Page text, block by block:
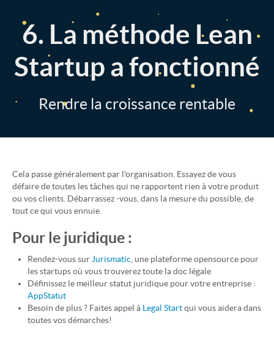
6. La méthode Lean
Startup a fonctionné
Rendre la croissance rentable
Cela passe généralement par l'organisation. Essayez de vous
défaire de toutes les tâches qui ne rapportent rien à votre produit
ou vos clients. Débarrassez -vous, dans la mesure du possible, de
tout ce qui vous ennuie.
Pour le juridique :
Rendez-vous surJurismatic, une plateforme opensource pour
les startups où vous trouverez toute la doc légale
Définissez le meilleur statut juridique pour votre entreprise :
AppStatut
Besoin de plus ? Faites appel à Legal Startqui vous aidera dans
toutes vos démarches!